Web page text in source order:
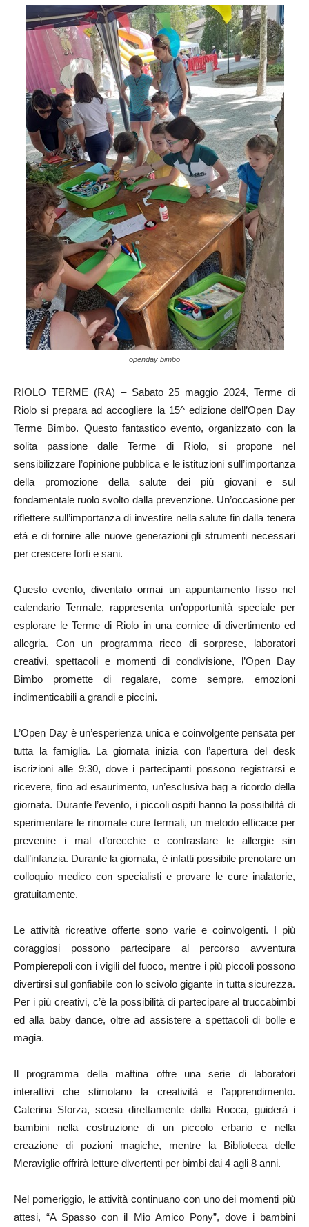
openday bimbo
RIOLO TERME (RA) – Sabato 25 maggio 2024, Terme di
Riolo si prepara ad accogliere la 15^ edizione dell’Open Day
Terme Bimbo. Questo fantastico evento, organizzato con la
solita passione dalle Terme di Riolo, si propone nel
sensibilizzare l’opinione pubblica e le istituzioni sull’importanza
della promozione della salute dei più giovani e sul
fondamentale ruolo svolto dalla prevenzione. Un’occasione per
riflettere sull’importanza di investire nella salute fin dalla tenera
età e di fornire alle nuove generazioni gli strumenti necessari
per crescere forti e sani.
Questo evento, diventato ormai un appuntamento fisso nel
calendario Termale, rappresenta un’opportunità speciale per
esplorare le Terme di Riolo in una cornice di divertimento ed
allegria. Con un programma ricco di sorprese, laboratori
creativi, spettacoli e momenti di condivisione, l’Open Day
Bimbo promette di regalare, come sempre, emozioni
indimenticabili a grandi e piccini.
L’Open Day è un’esperienza unica e coinvolgente pensata per
tutta la famiglia. La giornata inizia con l’apertura del desk
iscrizioni alle 9:30, dove i partecipanti possono registrarsi e
ricevere, fino ad esaurimento, un’esclusiva bag a ricordo della
giornata. Durante l’evento, i piccoli ospiti hanno la possibilità di
sperimentare le rinomate cure termali, un metodo efficace per
prevenire i mal d’orecchie e contrastare le allergie sin
dall’infanzia. Durante la giornata, è infatti possibile prenotare un
colloquio medico con specialisti e provare le cure inalatorie,
gratuitamente.
Le attività ricreative offerte sono varie e coinvolgenti. I più
coraggiosi possono partecipare al percorso avventura
Pompierepoli con i vigili del fuoco, mentre i più piccoli possono
divertirsi sul gonfiabile con lo scivolo gigante in tutta sicurezza.
Per i più creativi, c’è la possibilità di partecipare al truccabimbi
ed alla baby dance, oltre ad assistere a spettacoli di bolle e
magia.
Il programma della mattina offre una serie di laboratori
interattivi che stimolano la creatività e l’apprendimento.
Caterina Sforza, scesa direttamente dalla Rocca, guiderà i
bambini nella costruzione di un piccolo erbario e nella
creazione di pozioni magiche, mentre la Biblioteca delle
Meraviglie offrirà letture divertenti per bimbi dai 4 agli 8 anni.
Nel pomeriggio, le attività continuano con uno dei momenti più
attesi, “A Spasso con il Mio Amico Pony”, dove i bambini